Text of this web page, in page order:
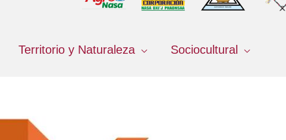
Territorio y Naturaleza
Sociocultural